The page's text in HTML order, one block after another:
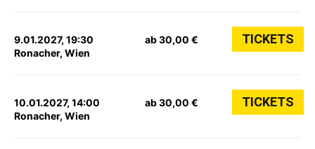
9.01.2027, 19:30
Ronacher, Wien
ab 30,00 € TICKETS
10.01.2027, 14:00
Ronacher, Wien
ab 30,00 € TICKETS